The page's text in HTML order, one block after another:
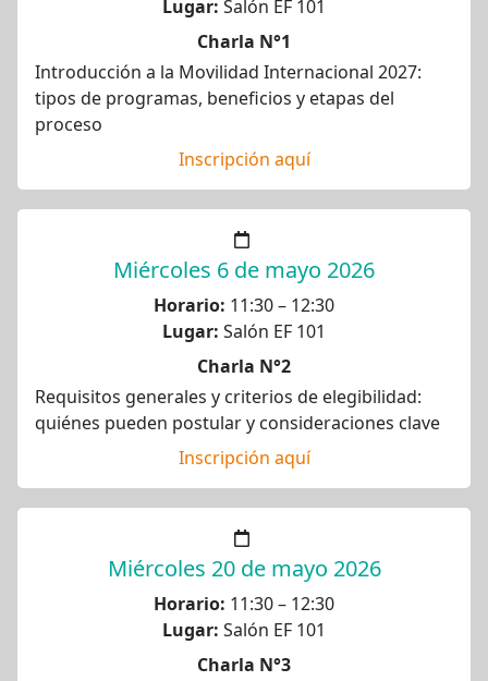
Lugar: Salón EF 101
Charla N°1
Introducción a la Movilidad Internacional 2027:
tipos de programas, beneficios y etapas del
proceso
Inscripción aquí
Miércoles 6 de mayo 2026
Horario: 11:30 – 12:30
Lugar: Salón EF 101
Charla N°2
Requisitos generales y criterios de elegibilidad:
quiénes pueden postular y consideraciones clave
Inscripción aquí
Miércoles 20 de mayo 2026
Horario: 11:30 – 12:30
Lugar: Salón EF 101
Charla N°3